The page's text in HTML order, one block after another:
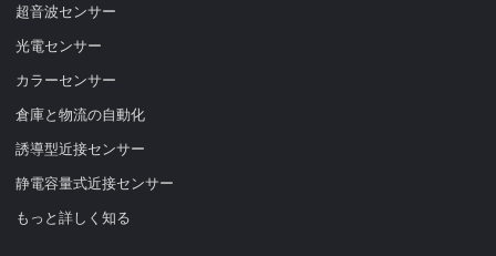
超音波センサー
光電センサー
カラーセンサー
倉庫と物流の自動化
誘導型近接センサー
静電容量式近接センサー
もっと詳しく知る